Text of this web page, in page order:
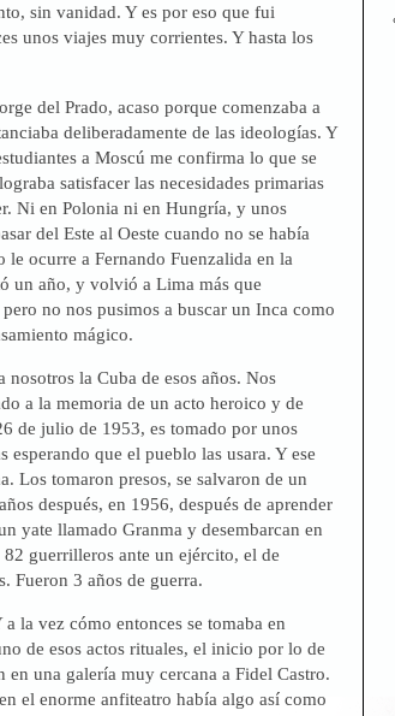
sin vanidad. Y es por eso que fui
unos viajes muy corrientes. Y hasta los
del Prado, acaso porque comenzaba a
deliberadamente de las ideologías. Y
a Moscú me confirma lo que se
satisfacer las necesidades primarias
Ni en Polonia ni en Hungría, y unos
del Este al Oeste cuando no se había
ocurre a Fernando Fuenzalida en la
un año, y volvió a Lima más que
no nos pusimos a buscar un Inca como
mágico.
la Cuba de esos años. Nos
a la memoria de un acto heroico y de
de julio de 1953, es tomado por unos
que el pueblo las usara. Y ese
Los tomaron presos, se salvaron de un
después, en 1956, después de aprender
yate llamado Granma y desembarcan en
guerrilleros ante un ejército, el de
Fueron 3 años de guerra.
la vez cómo entonces se tomaba en
de esos actos rituales, el inicio por lo de
una galería muy cercana a Fidel Castro.
el enorme anfiteatro había algo así como